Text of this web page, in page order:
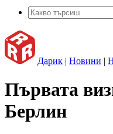
Дарик | Новини |
Първата
Берлин